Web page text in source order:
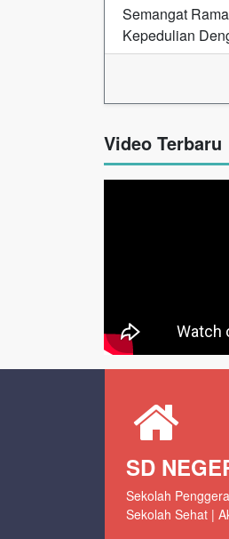
Semangat
Kepedulian
Video Terbaru
SD
Sekolah
Sekolah Sehat |